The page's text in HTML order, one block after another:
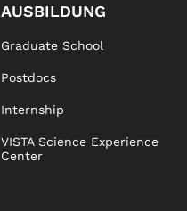
AUSBILDUNG
Graduate School
Postdocs
Internship
VISTA Science Experience
Center